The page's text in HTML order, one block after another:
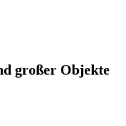
großer Objekte